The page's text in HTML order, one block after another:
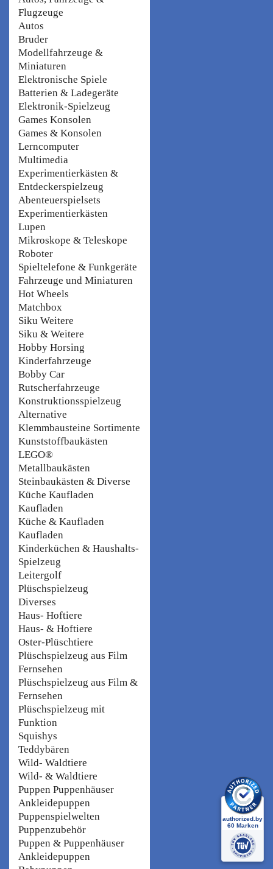
Flugzeuge
Autos
Bruder
Modellfahrzeuge &
Miniaturen
Elektronische Spiele
Batterien & Ladegeräte
Elektronik-Spielzeug
Games Konsolen
Games & Konsolen
Lerncomputer
Multimedia
Experimentierkästen &
Entdeckerspielzeug
Abenteuerspielsets
Experimentierkästen
Lupen
Mikroskope & Teleskope
Roboter
Spieltelefone & Funkgeräte
Fahrzeuge und Miniaturen
Hot Wheels
Matchbox
Siku Weitere
Siku & Weitere
Hobby Horsing
Kinderfahrzeuge
Bobby Car
Rutscherfahrzeuge
Konstruktionsspielzeug
Alternative
Klemmbausteine Sortimente
Kunststoffbaukästen
LEGO®
Metallbaukästen
Steinbaukästen & Diverse
Küche Kaufladen
Kaufladen
Küche & Kaufladen
Kaufladen
Kinderküchen & Haushalts-
Spielzeug
Leitergolf
Plüschspielzeug
Diverses
Haus- Hoftiere
Haus- & Hoftiere
Oster-Plüschtiere
Plüschspielzeug aus Film
Fernsehen
Plüschspielzeug aus Film &
Fernsehen
Plüschspielzeug mit
Funktion
Squishys
Teddybären
Wild- Waldtiere
Wild- & Waldtiere
Puppen Puppenhäuser
Ankleidepuppen
Puppenspielwelten
Puppenzubehör
Puppen & Puppenhäuser
Ankleidepuppen